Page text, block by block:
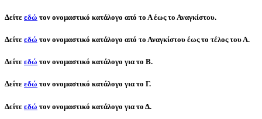
Δείτε εδώ τον ονομαστικό κατάλογο από το Αέως το Αναγκίστου.
Δείτε εδώ τον ονομαστικό κατάλογο από το Αναγκίστου έως το τέλος του Α.
Δείτε εδώ τον ονομαστικό κατάλογο για το Β.
Δείτε εδώ τον ονομαστικό κατάλογο για το Γ.
Δείτε εδώ τον ονομαστικό κατάλογο για το Δ.